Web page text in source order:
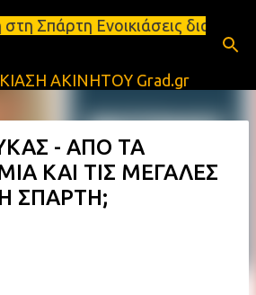
στο κύριο περιεχόμενο
διαμερισμάτων
ΑΚΙΝΗΤΟΥ Grad.gr
- ΑΠΟ ΤΑ
ΚΑΙ ΤΙΣ ΜΕΓΑΛΕΣ
ΣΠΑΡΤΗ;